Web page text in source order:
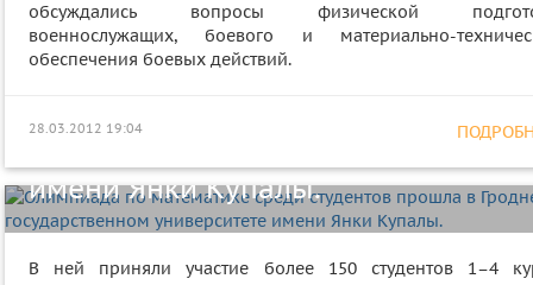
обсуждались вопросы физической
военнослужащих, боевого и материально-
обеспечения боевых действий.
28.03.2012 19:04
Олимпиада по математике среди
государственном университете
имени Янки Купалы.
В ней приняли участие более 150 студентов 1–4
В рамках программы